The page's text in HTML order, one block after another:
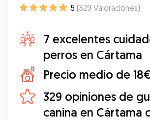
5 (329 Valoraciones)
7 excelentes
perros en Cártama
Precio medio de
329 opiniones de
canina en Cártama